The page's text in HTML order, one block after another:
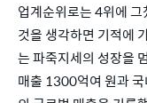
업계순위로는 4위에
것을 생각하면 기적에
는 파죽지세의 성장을
매출 1300억여 원과